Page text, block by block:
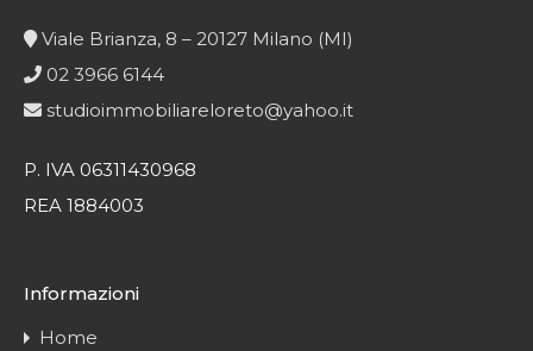
Viale Brianza, 8 – 20127 Milano (MI)
02 3966 6144
studioimmobiliareloreto@yahoo.it
P. IVA 06311430968
REA 1884003
Informazioni
Home